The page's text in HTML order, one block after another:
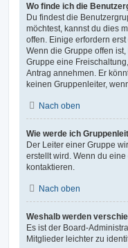
Wo finde ich die
Du findest die
möchtest, kannst du dies
offen. Einige erfordern
Wenn die Gruppe offen
Gruppe eine
Antrag annehmen. Er
keinen Gruppenleiter,
Nach oben
Wie werde ich
Der Leiter einer Gruppe
erstellt wird. Wenn du
kontaktieren.
Nach oben
Weshalb werden
Es ist der Board-
Mitglieder leichter zu